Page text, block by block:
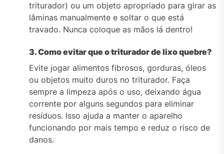
triturador) ou um objeto apropriado para girar as
lâminas manualmente e soltar o que está
travado. Nunca coloque as mãos lá dentro!
3. Como evitar que o triturador de lixo quebre?
Evite jogar alimentos fibrosos, gorduras, óleos
ou objetos muito duros no triturador. Faça
sempre a limpeza após o uso, deixando água
corrente por alguns segundos para eliminar
resíduos. Isso ajuda a manter o aparelho
funcionando por mais tempo e reduz o risco de
danos.